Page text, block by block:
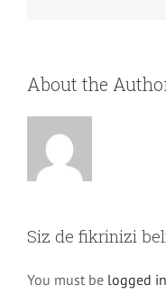
About the
Siz de fikrinizi
You must be logged in